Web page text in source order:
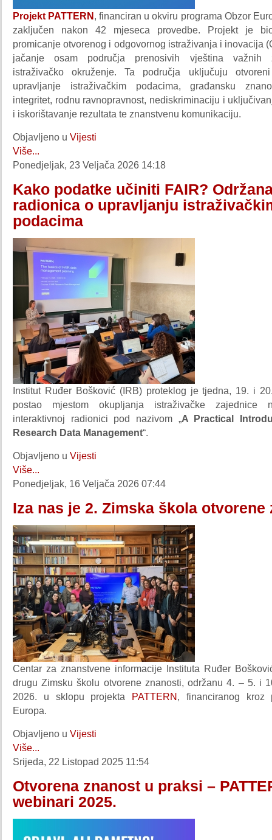
Projekt PATTERN, financiran u okviru programa Obzor
zaključen nakon 42 mjeseca provedbe. Projekt je
promicanje otvorenog i odgovornog istraživanja i inovacija
jačanje osam područja prenosivih vještina važnih
istraživačko okruženje. Ta područja uključuju
upravljanje istraživačkim podacima, građansku
integritet, rodnu ravnopravnost, nediskriminaciju i
i iskorištavanje rezultata te znanstvenu komunikaciju.
Objavljeno u Vijesti
Više...
Ponedjeljak, 23 Veljača 2026 14:18
Kako podatke učiniti FAIR?
radionica o upravljanju
podacima
Institut Ruđer Bošković (IRB) proteklog je tjedna, 19. i
postao mjestom okupljanja istraživačke zajednice
interaktivnoj radionici pod nazivom „A Practical
Research Data Management“.
Objavljeno u Vijesti
Više...
Ponedjeljak, 16 Veljača 2026 07:44
Iza nas je 2. Zimska škola otvorene
Centar za znanstvene informacije Instituta Ruđer
drugu Zimsku školu otvorene znanosti, održanu 4. – 5. i
2026. u sklopu projekta PATTERN, financiranog kroz
Europa.
Objavljeno u Vijesti
Više...
Srijeda, 22 Listopad 2025 11:54
Otvorena znanost u praksi –
webinari 2025.